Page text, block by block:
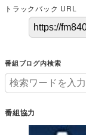
トラックバック URL
番組ブログ内検索
番組協力